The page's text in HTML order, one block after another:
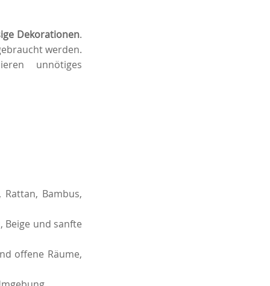
Dekorationen.
werden.
unnötiges
Rattan, Bambus,
Beige und sanfte
offene Räume,